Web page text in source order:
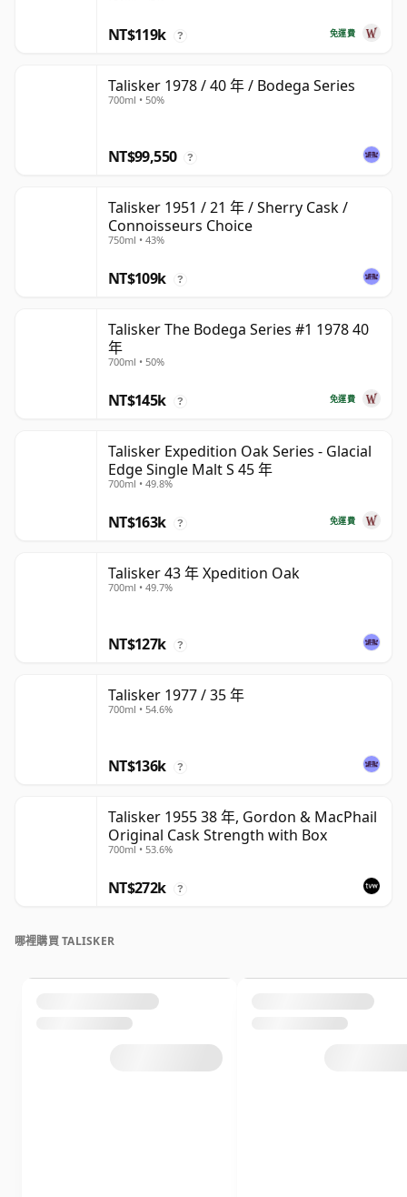
免運費
NT$119k ?
Talisker 1978 / 40 年 / Bodega Series
700ml • 50%
NT$99,550 ?
Talisker 1951 / 21 年 / Sherry Cask /
Connoisseurs Choice
750ml • 43%
NT$109k ?
Talisker The Bodega Series #1 1978 40
年
700ml • 50%
免運費
NT$145k ?
Talisker Expedition Oak Series - Glacial
Edge Single Malt S 45 年
700ml • 49.8%
免運費
NT$163k ?
Talisker 43 年 Xpedition Oak
700ml • 49.7%
NT$127k ?
Talisker 1977 / 35 年
700ml • 54.6%
NT$136k ?
Talisker 1955 38 年, Gordon & MacPhail
Original Cask Strength with Box
700ml • 53.6%
NT$272k ?
哪裡購買 TALISKER